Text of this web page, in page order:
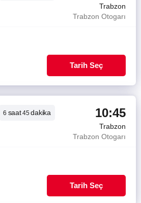
Trabzon
Trabzon Otogarı
Tarih Seç
6 saat45dakika 10:45
Trabzon
Trabzon Otogarı
Tarih Seç